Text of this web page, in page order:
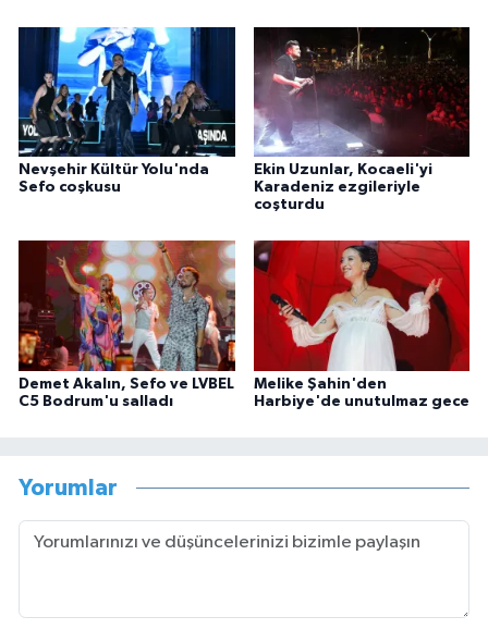
Nevşehir Kültür Yolu'nda
Sefo coşkusu
Ekin Uzunlar, Kocaeli'yi
Karadeniz ezgileriyle
coşturdu
Demet Akalın, Sefo ve LVBEL
C5 Bodrum'u salladı
Melike Şahin'den
Harbiye'de unutulmaz gece
Yorumlar